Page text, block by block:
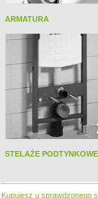
ARMATURA
STELAŻE PODTYNKOWE
Kupujesz u sprawdzonego